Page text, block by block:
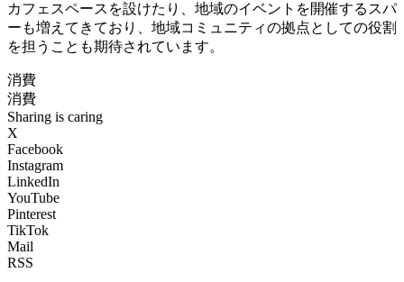
カフェスペースを設けたり、地域のイベントを開催するスパ
ーも増えてきており、地域コミュニティの拠点としての役割
を担うことも期待されています。
消費
消費
Sharing is caring
X
Facebook
Instagram
LinkedIn
YouTube
Pinterest
TikTok
Mail
RSS